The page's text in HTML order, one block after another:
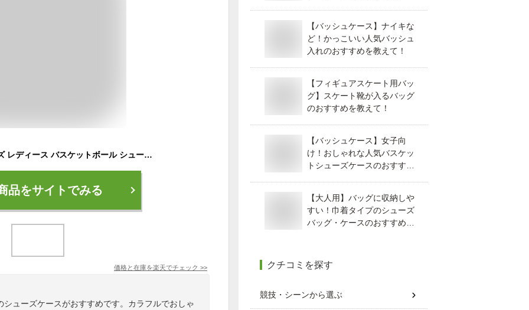
スポルディング メンズ レディース バスケットボール シューズバッグ シューズケース バスケットボール バレーボール 鞄 靴入れ 部活 トレーニング ホワイト 送料無料 SPALDING 42-002
品をサイトでみる
価格と在庫を楽天でチェック >>
シューズケースがおすすめです。カラフルでおしゃ
【バッシュケース】ナイキな
ど！かっこいい人気バッシュ
入れのおすすめを教えて！
【フィギュアスケート用バッ
グ】スケート靴が入るバッグ
のおすすめを教えて！
【バッシュケース】女子向
け！おしゃれな人気バスケッ
トシューズケースのおすすめ
【大人用】バッグに収納しや
すい！巾着タイプのシューズ
バッグ・ケースのおすすめ
クチコミを探す
競技・シーンから選ぶ